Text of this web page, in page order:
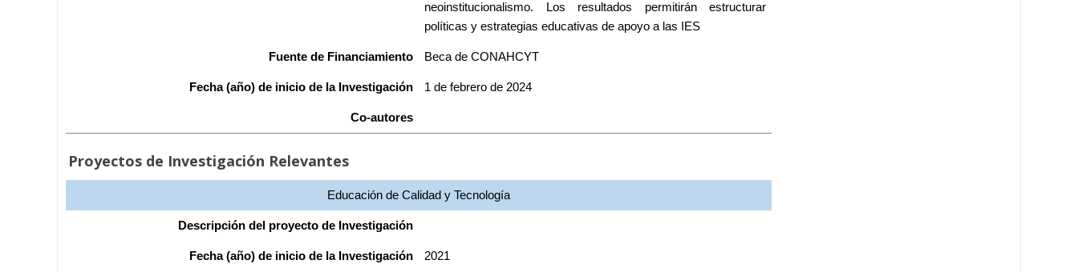
neoinstitucionalismo. Los resultados permitirán estructurar
políticas y estrategias educativas de apoyo a las IES
Fuente de Financiamiento Beca de CONAHCYT
Fecha (año) de inicio de la Investigación 1 de febrero de 2024
Co-autores
Proyectos de Investigación Relevantes
Educación de Calidad y Tecnología
Descripción del proyecto de Investigación
Fecha (año) de inicio de la Investigación 2021